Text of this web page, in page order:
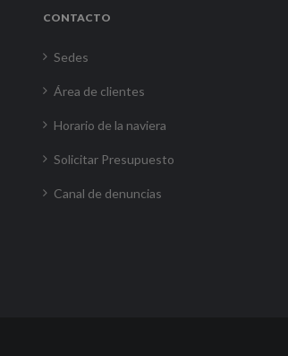
CONTACTO
Sedes
Área de clientes
Horario de la naviera
Solicitar Presupuesto
Canal de denuncias